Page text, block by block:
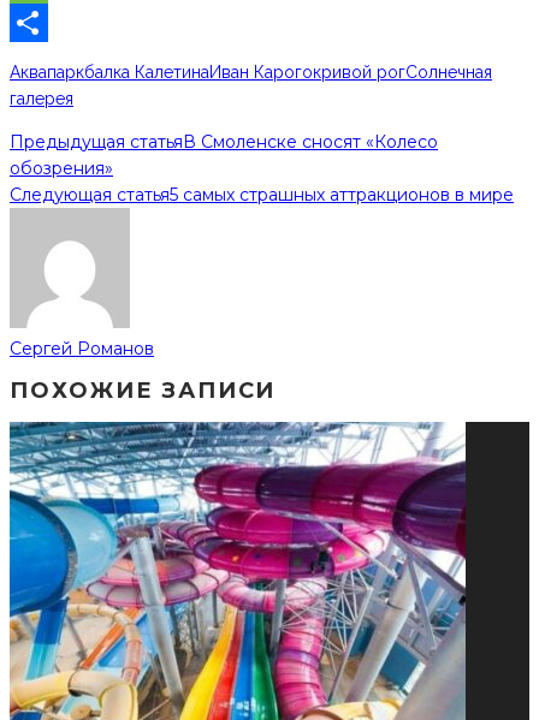
Message
Отправить
Аквапаркбалка КалетинаИван Карогокривой рогСолнечная
галерея
Предыдущая статьяВ Смоленске сносят «Колесо
обозрения»
Следующая статья5 самых страшных аттракционов в мире
Сергей Романов
ПОХОЖИЕ ЗАПИСИ